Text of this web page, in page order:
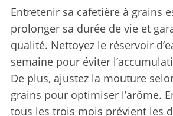
Entretenir sa cafetière à grains
prolonger sa durée de vie et
qualité. Nettoyez le réservoir
semaine pour éviter
De plus, ajustez la mouture
grains pour optimiser l’arôme.
tous les trois mois prévient les